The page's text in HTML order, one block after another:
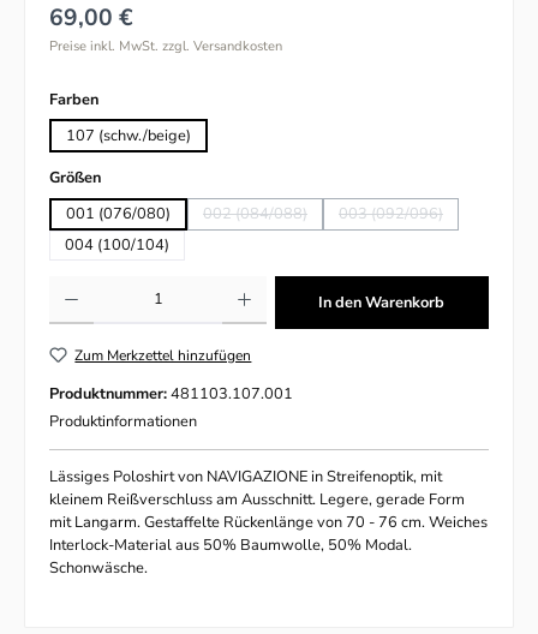
69,00 €
Preise inkl. MwSt. zzgl. Versandkosten
Farbenauswählen
107 (schw./beige)
Größenauswählen
001 (076/080)
002 (084/088)(Diese Option ist zurzeit nicht verfügbar.)
003 (092/096)
(Diese Option ist
004 (100/104)
In den Warenkorb
Zum Merkzettel hinzufügen
Produktnummer:481103.107.001
Produktinformationen
Lässiges Poloshirt von NAVIGAZIONE in Streifenoptik, mit
kleinem Reißverschluss am Ausschnitt. Legere, gerade Form
mit Langarm. Gestaffelte Rückenlänge von 70 - 76 cm. Weiches
Interlock-Material aus 50% Baumwolle, 50% Modal.
Schonwäsche.